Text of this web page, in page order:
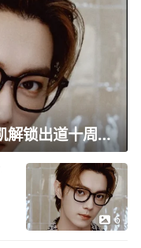
从复古休闲到先锋正装，许凯解锁出道十周年大片
6